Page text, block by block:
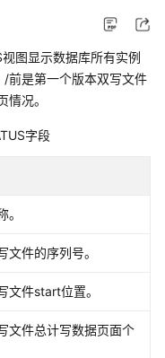
视图显示数据库所有实例
前是第一个版本双写文件
况。
字段
。
文件的序列号。
文件start位置。
文件总计写数据页面个